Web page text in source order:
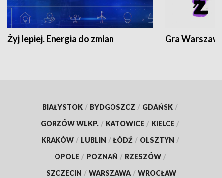
Żyj lepiej. Energia do zmian Gra
BIAŁYSTOK / BYDGOSZCZ / GDAŃSK /
GORZÓW WLKP. / KATOWICE / KIELCE /
KRAKÓW / LUBLIN / ŁÓDŹ / OLSZTYN /
OPOLE / POZNAŃ / RZESZÓW /
SZCZECIN / WARSZAWA / WROCŁAW